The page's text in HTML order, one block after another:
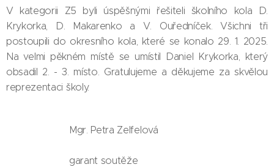
V kategorii Z5 byli úspěšnými řešiteli školního kola D.
Krykorka, D. Makarenko a V. Ouředníček. Všichni tři
postoupili do okresního kola, které se konalo 29. 1. 2025.
Na velmi pěkném místě se umístil Daniel Krykorka, který
obsadil 2. - 3. místo. Gratulujeme a děkujeme za skvělou
reprezentaci školy.
Mgr. Petra Zelfelová
garant soutěže